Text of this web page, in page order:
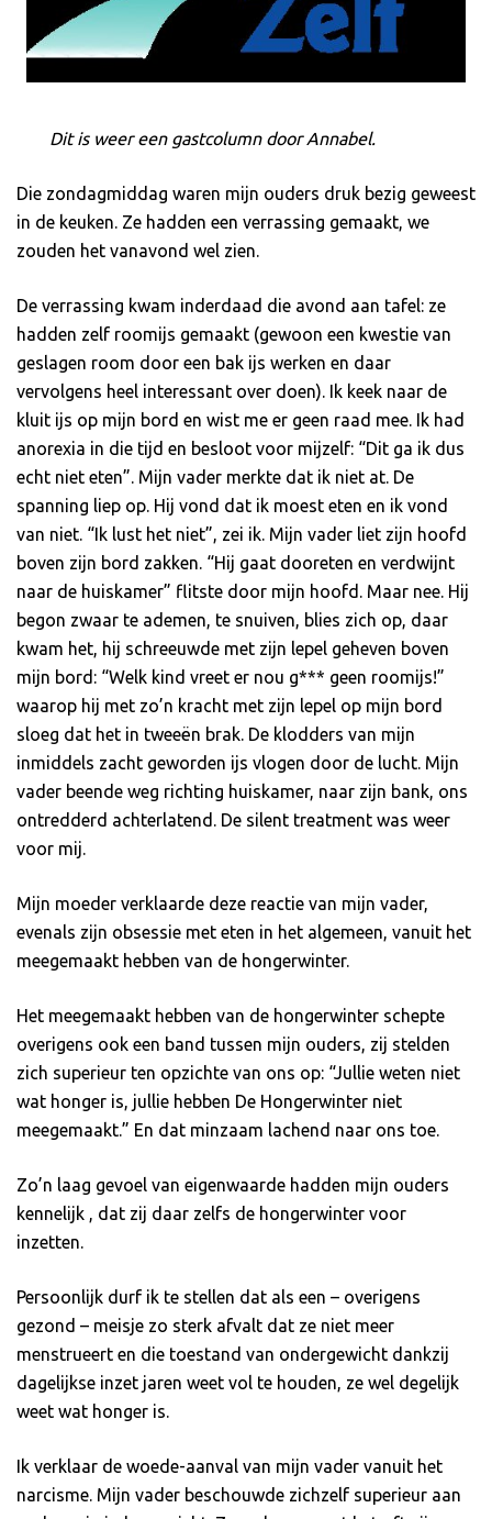
Dit is weer een gastcolumn door Annabel.
Die zondagmiddag waren mijn ouders druk bezig geweest
in de keuken. Ze hadden een verrassing gemaakt, we
zouden het vanavond wel zien.
De verrassing kwam inderdaad die avond aan tafel: ze
hadden zelf roomijs gemaakt (gewoon een kwestie van
geslagen room door een bak ijs werken en daar
vervolgens heel interessant over doen). Ik keek naar de
kluit ijs op mijn bord en wist me er geen raad mee. Ik had
anorexia in die tijd en besloot voor mijzelf: “Dit ga ik dus
echt niet eten”. Mijn vader merkte dat ik niet at. De
spanning liep op. Hij vond dat ik moest eten en ik vond
van niet. “Ik lust het niet”, zei ik. Mijn vader liet zijn hoofd
boven zijn bord zakken. “Hij gaat dooreten en verdwijnt
naar de huiskamer” flitste door mijn hoofd. Maar nee. Hij
begon zwaar te ademen, te snuiven, blies zich op, daar
kwam het, hij schreeuwde met zijn lepel geheven boven
mijn bord: “Welk kind vreet er nou g*** geen roomijs!”
waarop hij met zo’n kracht met zijn lepel op mijn bord
sloeg dat het in tweeën brak. De klodders van mijn
inmiddels zacht geworden ijs vlogen door de lucht. Mijn
vader beende weg richting huiskamer, naar zijn bank, ons
ontredderd achterlatend. De silent treatment was weer
voor mij.
Mijn moeder verklaarde deze reactie van mijn vader,
evenals zijn obsessie met eten in het algemeen, vanuit het
meegemaakt hebben van de hongerwinter.
Het meegemaakt hebben van de hongerwinter schepte
overigens ook een band tussen mijn ouders, zij stelden
zich superieur ten opzichte van ons op: “Jullie weten niet
wat honger is, jullie hebben De Hongerwinter niet
meegemaakt.” En dat minzaam lachend naar ons toe.
Zo’n laag gevoel van eigenwaarde hadden mijn ouders
kennelijk , dat zij daar zelfs de hongerwinter voor
inzetten.
Persoonlijk durf ik te stellen dat als een – overigens
gezond – meisje zo sterk afvalt dat ze niet meer
menstrueert en die toestand van ondergewicht dankzij
dagelijkse inzet jaren weet vol te houden, ze wel degelijk
weet wat honger is.
Ik verklaar de woede-aanval van mijn vader vanuit het
narcisme. Mijn vader beschouwde zichzelf superieur aan